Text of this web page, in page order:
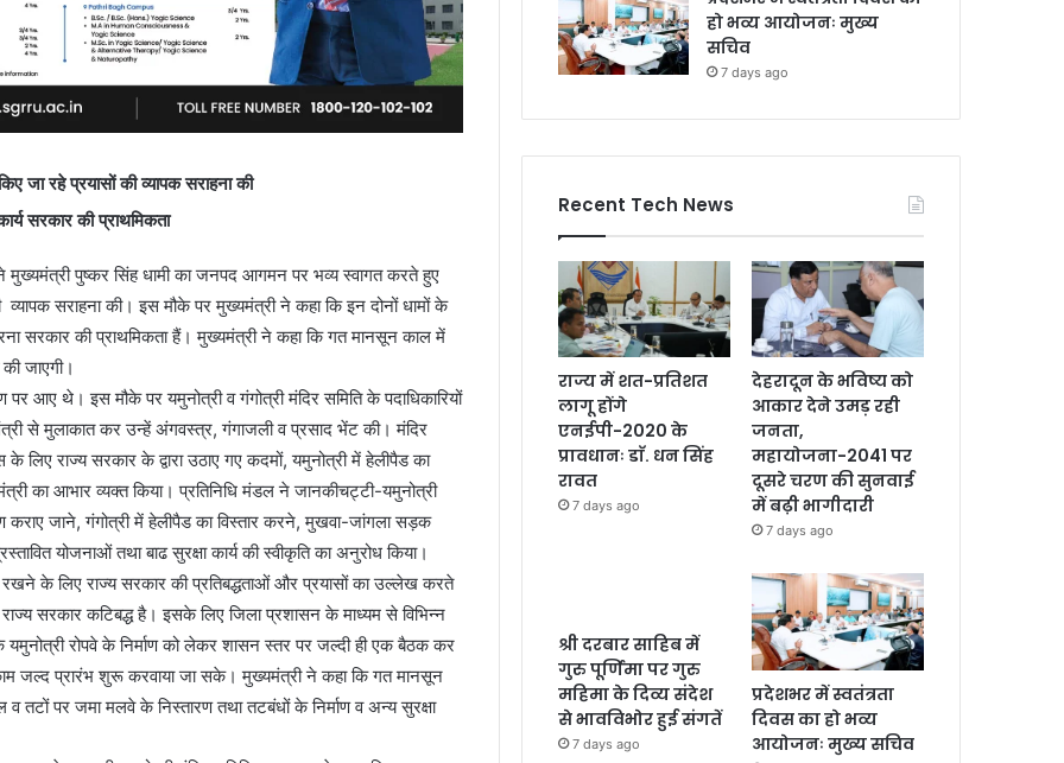
जा रहे प्रयासों की व्यापक सराहना की
सरकार की प्राथमिकता
ने मुख्यमंत्री पुष्कर सिंह धामी का जनपद आगमन पर भव्य स्वागत करते हुए
व्यापक सराहना की। इस मौके पर मुख्यमंत्री ने कहा कि इन दोनों धामों के
सरकार की प्राथमिकता हैं। मुख्यमंत्री ने कहा कि गत मानसून काल में
जाएगी।
आए थे। इस मौके पर यमुनोत्री व गंगोत्री मंदिर समिति के पदाधिकारियों
से मुलाकात कर उन्हें अंगवस्त्र, गंगाजली व प्रसाद भेंट की। मंदिर
लिए राज्य सरकार के द्वारा उठाए गए कदमों, यमुनोत्री में हेलीपैड का
का आभार व्यक्त किया। प्रतिनिधि मंडल ने जानकीचट्टी-यमुनोत्री
कराए जाने, गंगोत्री में हेलीपैड का विस्तार करने, मुखवा-जांगला सड़क
योजनाओं तथा बाढ सुरक्षा कार्य की स्वीकृति का अनुरोध किया।
रखने के लिए राज्य सरकार की प्रतिबद्धताओं और प्रयासों का उल्लेख करते
राज्य सरकार कटिबद्ध है। इसके लिए जिला प्रशासन के माध्यम से विभिन्न
रोपवे के निर्माण को लेकर शासन स्तर पर जल्दी ही एक बैठक कर
काम जल्द प्रारंभ शुरू करवाया जा सके। मुख्यमंत्री ने कहा कि गत मानसून
तटों पर जमा मलवे के निस्तारण तथा तटबंधों के निर्माण व अन्य सुरक्षा
हो भव्य आयोजनः मुख्य
सचिव
7 days ago
Recent Tech News
राज्य में शत-प्रतिशत
लागू होंगे
एनईपी-2020 के
प्रावधानः डाॅ. धन सिंह
रावत
7 days ago
देहरादून के भविष्य को
आकार देने उमड़ रही
जनता,
महायोजना-2041 पर
दूसरे चरण की सुनवाई
में बढ़ी भागीदारी
7 days ago
श्री दरबार साहिब में
गुरु पूर्णिमा पर गुरु
महिमा के दिव्य संदेश
से भावविभोर हुई संगतें
7 days ago
प्रदेशभर में स्वतंत्रता
दिवस का हो भव्य
आयोजनः मुख्य सचिव